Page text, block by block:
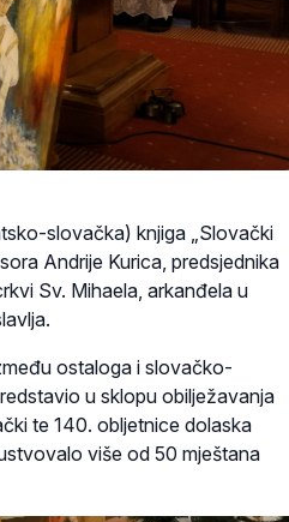
slovačka) knjiga „Slovački
Andrije Kurica, predsjednika
Sv. Mihaela, arkanđela u
ostaloga i slovačko-
u sklopu obilježavanja
te 140. obljetnice dolaska
više od 50 mještana